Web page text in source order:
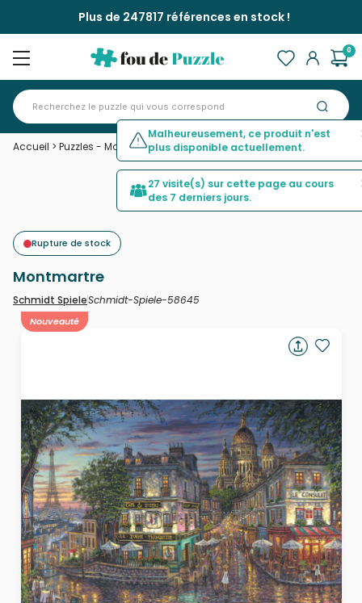
Plus de 247817 références en stock !
0
Accueil > Puzzles - Monuments> Montmartre
Rupture de stock
Montmartre
Schmidt SpieleSchmidt-Spiele-58645
Nouveauté
Malheureusement, ce produit n'est
plus disponible actuellement.
27 visite(s) sur cette page au cours
des 7 derniers jours.